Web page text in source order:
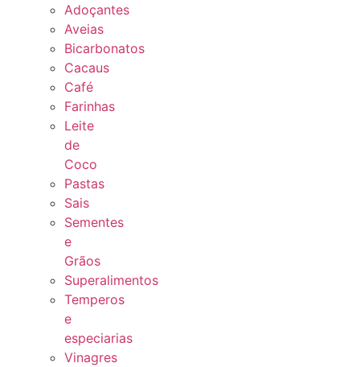
Adoçantes
Aveias
Bicarbonatos
Cacaus
Café
Farinhas
Leite
de
Coco
Pastas
Sais
Sementes
e
Grãos
Superalimentos
Temperos
e
especiarias
Vinagres